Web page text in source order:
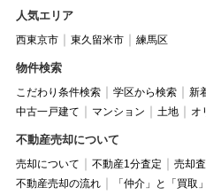
人気エリア
西東京市 東久留米市 練馬区
物件検索
こだわり条件検索 学区から検索 新
中古一戸建て
マンション 土地 オ
不動産売却について
売却について 不動産1分査定 売却
不動産売却の流れ
「仲介」と「買取